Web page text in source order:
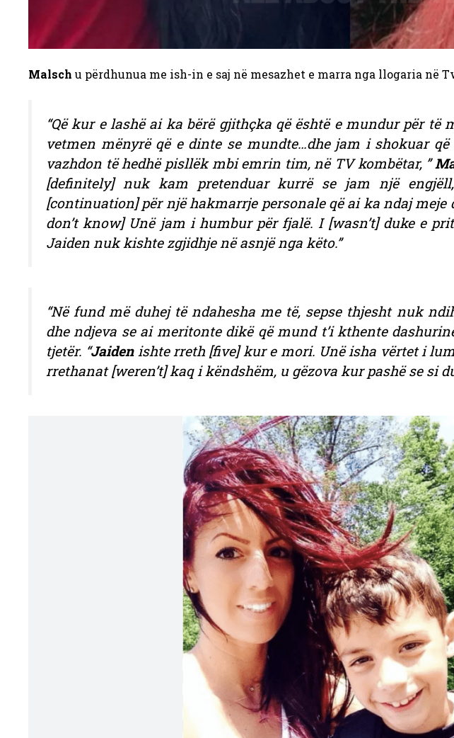
Malsch u përdhunua me ish-in e saj në mesazhet e marra nga llogaria në
“Që kur e lashë ai ka bërë gjithçka që është e mundur për të
vetmen mënyrë që e dinte se mundte…dhe jam i shokuar
vazhdon të hedhë pisllëk mbi emrin tim, në TV kombëtar, ”
[definitely] nuk kam pretenduar kurrë se jam një
[continuation] për një hakmarrje personale që ai ka ndaj meje
don’t know] Unë jam i humbur për fjalë. I [wasn’t] duke e
Jaiden nuk kishte zgjidhje në asnjë nga këto.”
“Në fund më duhej të ndahesha me të, sepse thjesht nuk
dhe ndjeva se ai meritonte dikë që mund t’i kthente
tjetër. “Jaidenishte rreth [five] kur e mori. Unë isha vërtet i
rrethanat [weren’t] kaq i këndshëm, u gëzova kur pashë se si